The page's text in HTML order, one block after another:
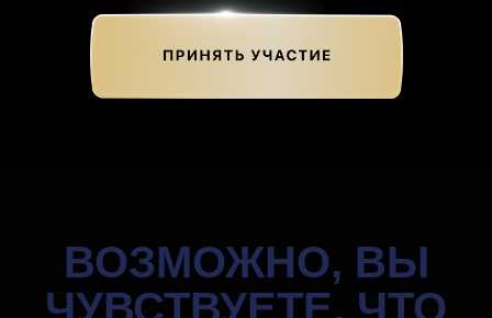
ВОЗМОЖНО, ВЫ
ЧУВСТВУЕТЕ, ЧТО